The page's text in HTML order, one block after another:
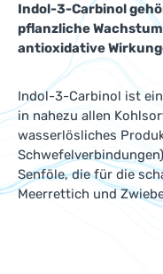
Indol-3-Carbinol
pflanzliche
antioxidative
Indol-3-Carbinol ist
in nahezu allen
wasserlösliches
Senföle, die für die
Meerrettich und